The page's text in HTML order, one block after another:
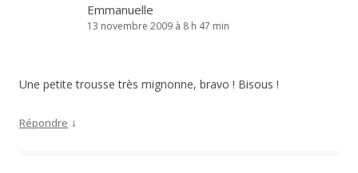
Emmanuelle
13 novembre 2009 à 8 h 47 min
Une petite trousse très mignonne, bravo ! Bisous !
Répondre ↓